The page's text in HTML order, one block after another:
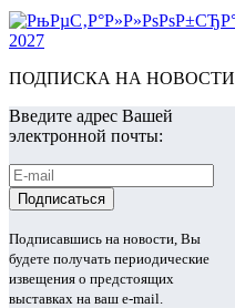
ПОДПИСКА НА НОВОСТИ
Введите адрес Вашей
электронной почты:
Подписавшись на новости, Вы
будете получать периодические
извещения о предстоящих
выставках на ваш e-mail.